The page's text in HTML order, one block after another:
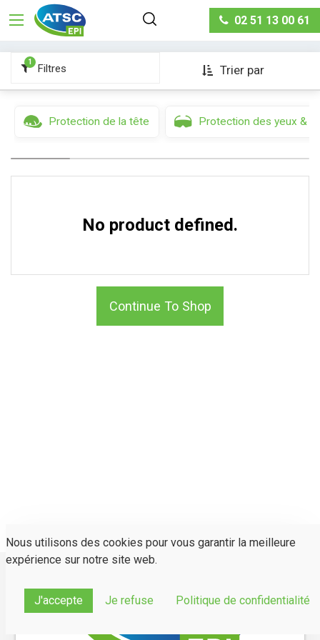
02 51 13 00 61
Protection du corps
Vêtements multirisques arc
électrique
1
Filtres Trier par
Protection de la tête Protection des yeux &
No product defined.
Continue To Shop
Nous utilisons des cookies pour vous garantir la meilleure
expérience sur notre site web.
J'accepte Je refuse Politique de confidentialité